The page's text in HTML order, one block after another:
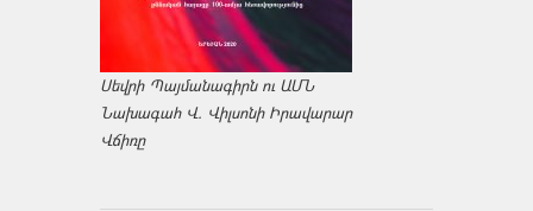
Սեվրի Պայմանագիրն ու ԱՄՆ
Նախագահ Վ. Վիլսոնի Իրավարար
Վճիռը